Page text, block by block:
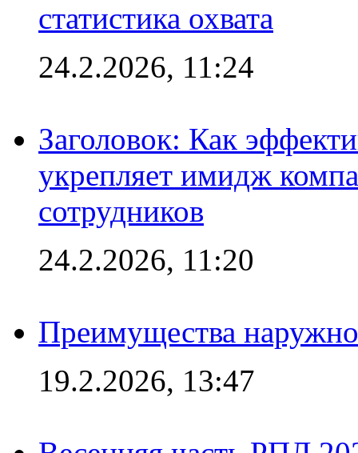
статистика охвата
24.2.2026, 11:24
Заголовок: Как
укрепляет имидж
сотрудников
24.2.2026, 11:20
Преимущества
19.2.2026, 13:47